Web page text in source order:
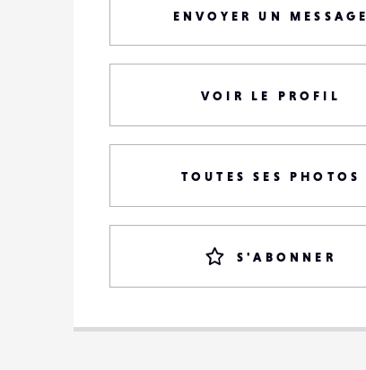
ENVOYER UN MESSAGE
VOIR LE PROFIL
TOUTES SES PHOTOS
S'ABONNER